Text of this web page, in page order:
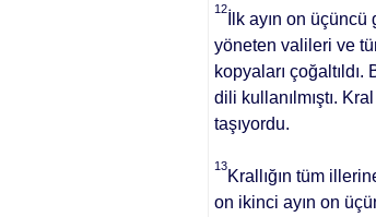
12
İlk ayın on
yöneten valileri ve
kopyala­rı
dili kullanılmıştı.
taşıyordu.
13
Kral­lığın tüm
on ikinci ayın on